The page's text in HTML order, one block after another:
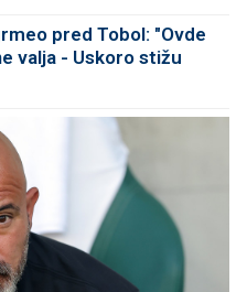
pred Tobol: "Ovde
valja - Uskoro stižu